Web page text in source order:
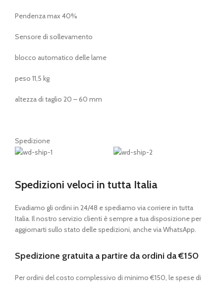
Pendenza max 40%
Sensore di sollevamento
blocco automatico delle lame
peso 11,5 kg
altezza di taglio 20 – 60 mm
Spedizione
Spedizioni veloci in tutta Italia
Evadiamo gli ordini in 24/48 e spediamo via corriere in tutta
Italia. Il nostro servizio clienti è sempre a tua disposizione per
aggiornarti sullo stato delle spedizioni, anche via WhatsApp.
Spedizione gratuita a partire da ordini da €150
Per ordini del costo complessivo di minimo €150, le spese di